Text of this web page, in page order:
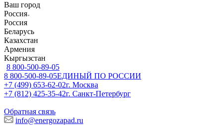
Ваш город
Россия
Россия
Беларусь
Казахстан
Армения
Кыргызстан
8 800-500-89-05
8 800-500-89-05ЕДИНЫЙ ПО РОССИИ
+7 (499) 653-62-02г. Москва
+7 (812) 425-35-42г. Санкт-Петербург
Обратная связь
info@energozapad.ru